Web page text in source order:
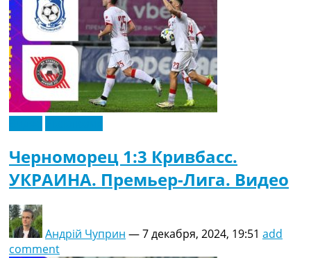
Черноморец 1:3 Кривбасс.
УКРАИНА. Премьер-Лига. Видео
Андрій Чуприн —7 декабря, 2024, 19:51 add
comment